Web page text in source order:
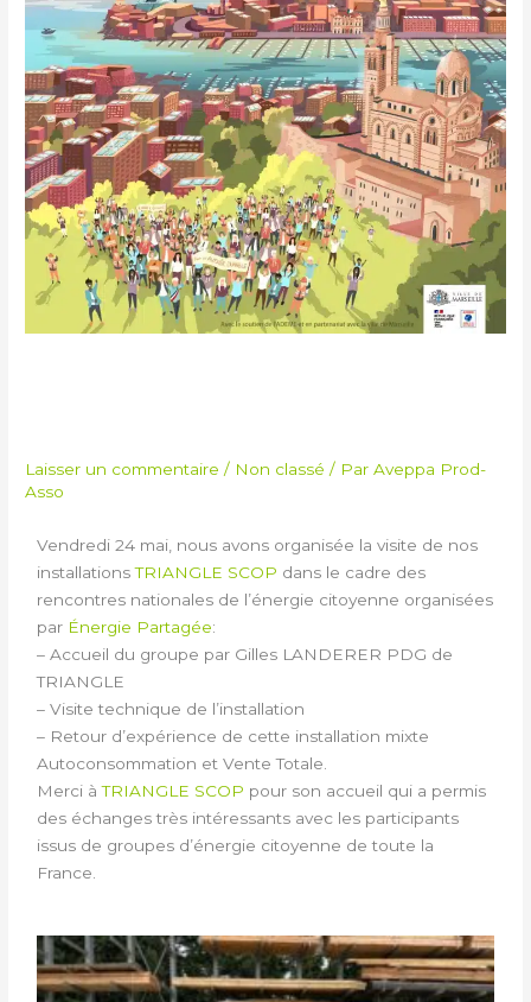
Laisser un commentaire / Non classé / ParAveppa Prod-
Asso
Vendredi 24 mai, nous avons organisée la visite de nos
installationsTRIANGLE SCOP dans le cadre des
rencontres nationales de l’énergie citoyenne organisées
par Énergie Partagée:
– Accueil du groupe par Gilles LANDERER PDG de
TRIANGLE
– Visite technique de l’installation
– Retour d’expérience de cette installation mixte
Autoconsommation et Vente Totale.
Merci àTRIANGLE SCOP pour son accueil qui a permis
des échanges très intéressants avec les participants
issus de groupes d’énergie citoyenne de toute la
France.